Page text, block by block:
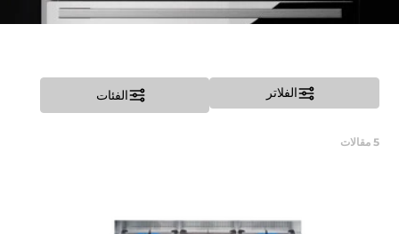
الفلاتر الفئات
5 مقالات